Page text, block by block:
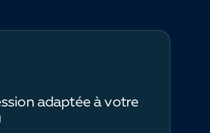
adaptée à votre